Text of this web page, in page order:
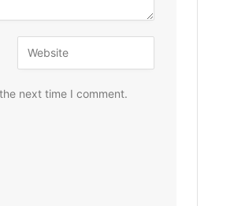
next time I comment.